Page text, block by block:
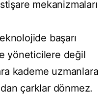
mekanizmaları
başarı
yöneticilere değil
kademe uzmanlara
çarklar dönmez.